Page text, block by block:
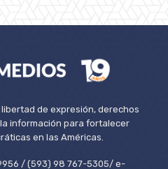
de expresión, derechos
información para fortalecer
en las Américas.
/ (593) 98 767-5305/ e-